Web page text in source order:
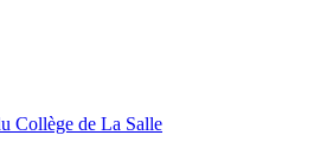
Collège de La Salle